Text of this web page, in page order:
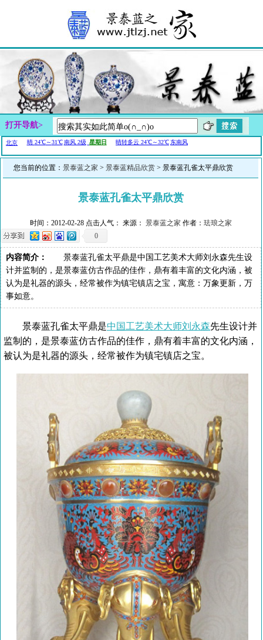
打开导航>
您当前的位置：景泰蓝之家 >景泰蓝精品欣赏 > 景泰蓝孔雀太平鼎欣赏
景泰蓝孔雀太平鼎欣赏
时间：2012-02-28 点击人气： 来源： 景泰蓝之家 作者： 珐琅之家
0
内容简介：
景泰蓝孔雀太平鼎是中国工艺美术大师刘永森先生设
计并监制的，是景泰蓝仿古作品的佳作，鼎有着丰富的文化内涵，被
认为是礼器的源头，经常被作为镇宅镇店之宝，寓意：万象更新，万
事如意。
景泰蓝孔雀太平鼎是中国工艺美术大师刘永森先生设计并
监制的，是景泰蓝仿古作品的佳作，鼎有着丰富的文化内涵，
被认为是礼器的源头，经常被作为镇宅镇店之宝。